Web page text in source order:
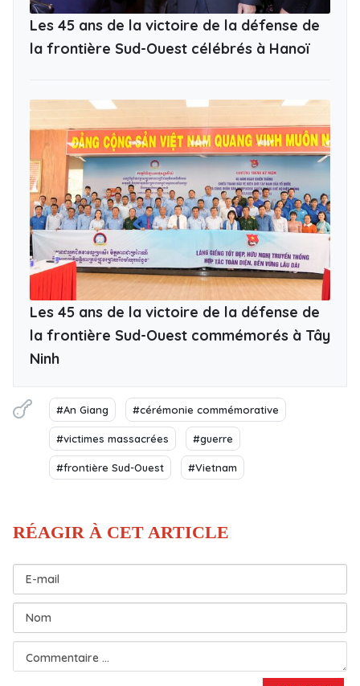
Les 45 ans de la victoire de la défense de
la frontière Sud-Ouest célébrés à Hanoï
Les 45 ans de la victoire de la défense de
la frontière Sud-Ouest commémorés à Tây
Ninh
#An Giang #cérémonie commémorative
#victimes massacrées #guerre
#frontière Sud-Ouest #Vietnam